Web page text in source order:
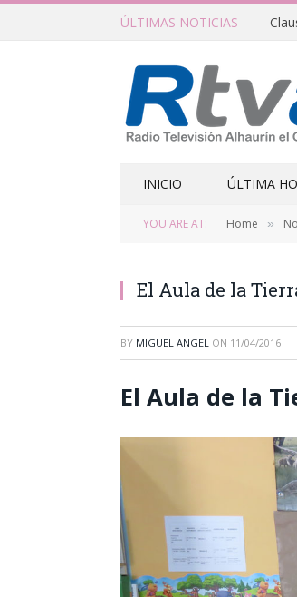
ÚLTIMAS NOTICIAS
INICIO ÚLTIMA
YOU ARE AT: Home »
El Aula de la
BY MIGUEL ANGEL ON 11/04/2016
El Aula de la